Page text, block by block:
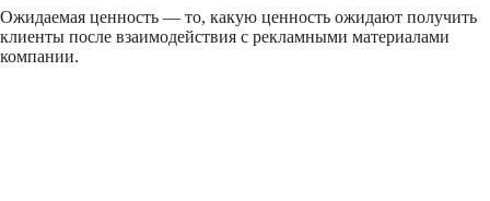
Ожидаемая ценность — то, какую ценность ожидают получить
клиенты после взаимодействия с рекламными материалами
компании.